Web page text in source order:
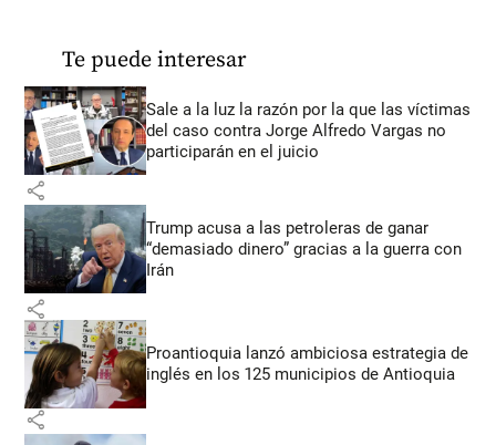
Te puede interesar
Sale a la luz la razón por la que las víctimas
del caso contra Jorge Alfredo Vargas no
participarán en el juicio
share
Trump acusa a las petroleras de ganar
“demasiado dinero” gracias a la guerra con
Irán
share
Proantioquia lanzó ambiciosa estrategia de
inglés en los 125 municipios de Antioquia
share